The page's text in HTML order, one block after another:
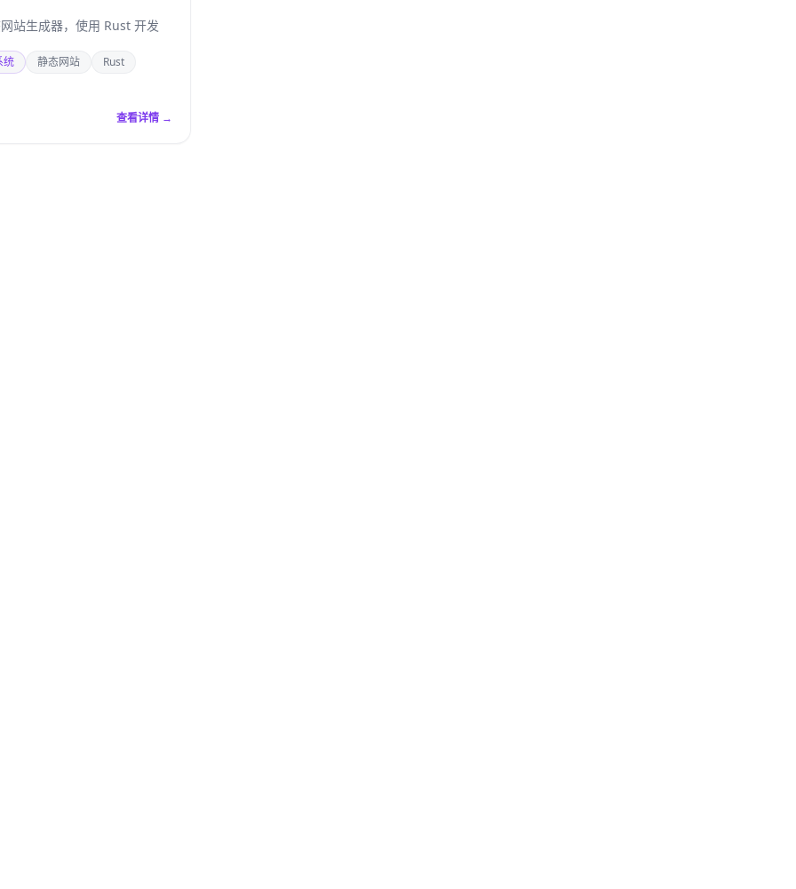
站生成器，使用 Rust 开发
统 静态网站 Rust
查看详情 →